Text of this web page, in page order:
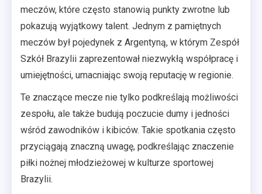
meczów, które często stanowią punkty zwrotne lub
pokazują wyjątkowy talent. Jednym z pamiętnych
meczów był pojedynek z Argentyną, w którym Zespół
Szkół Brazylii zaprezentował niezwykłą współpracę i
umiejętności, umacniając swoją reputację w regionie.
Te znaczące mecze nie tylko podkreślają możliwości
zespołu, ale także budują poczucie dumy i jedności
wśród zawodników i kibiców. Takie spotkania często
przyciągają znaczną uwagę, podkreślając znaczenie
piłki nożnej młodzieżowej w kulturze sportowej
Brazylii.